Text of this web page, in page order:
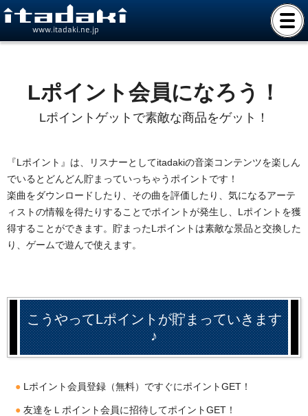
www.itadaki.ne.jp
Lポイント会員になろう！
Lポイントゲットで素敵な商品をゲット！
『Lポイント』は、リスナーとしてitadakiの音楽コンテンツを楽しん
でいるとどんどん貯まっていっちゃうポイントです！
楽曲をダウンロードしたり、その曲を評価したり、気になるアーテ
ィストの情報を得たりすることでポイントが発生し、Lポイントを獲
得することができます。貯まったLポイントは素敵な景品と交換した
り、ゲームで遊んで使えます。
こうやってLポイントが貯まっていきます
♪
Lポイント会員登録（無料）ですぐにポイントGET！
友達をＬポイント会員に招待してポイントGET！